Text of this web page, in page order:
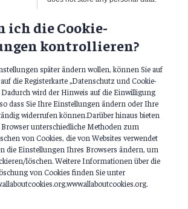
ich die Cookie-
kontrollieren?
später ändern wollen, können Sie auf
die Registerkarte „Datenschutz und Cookie-
Dadurch wird der Hinweis auf die Einwilligung
dass Sie Ihre Einstellungen ändern oder Ihre
widerrufen können.Darüber hinaus bieten
unterschiedliche Methoden zum
von Cookies, die von Websites verwendet
die Einstellungen Ihres Browsers ändern, um
löschen. Weitere Informationen über die
von Cookies finden Sie unter